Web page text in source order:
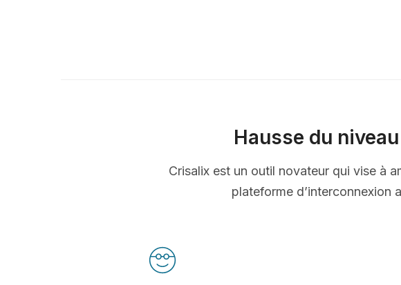
Hausse du
Crisalix est un outil novateur qui vise à
plateforme d’interconnexion